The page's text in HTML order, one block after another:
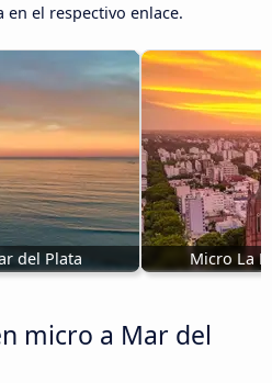
el respectivo enlace.
del Plata Micro La
micro a Mar del